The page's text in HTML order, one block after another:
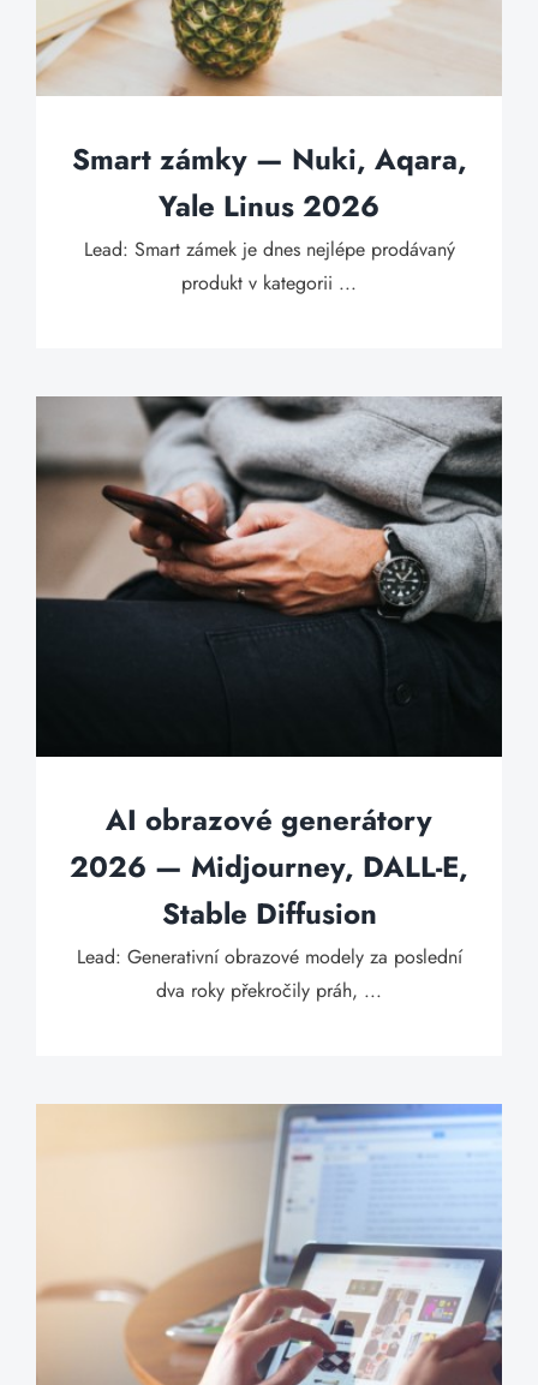
Smart zámky — Nuki, Aqara,
Yale Linus 2026
Lead: Smart zámek je dnes nejlépe prodávaný
produkt v kategorii ...
AI obrazové generátory
2026 — Midjourney, DALL-E,
Stable Diffusion
Lead: Generativní obrazové modely za poslední
dva roky překročily práh, ...